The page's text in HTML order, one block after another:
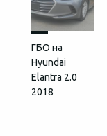
ГБО на
Hyundai
Elantra 2.0
2018